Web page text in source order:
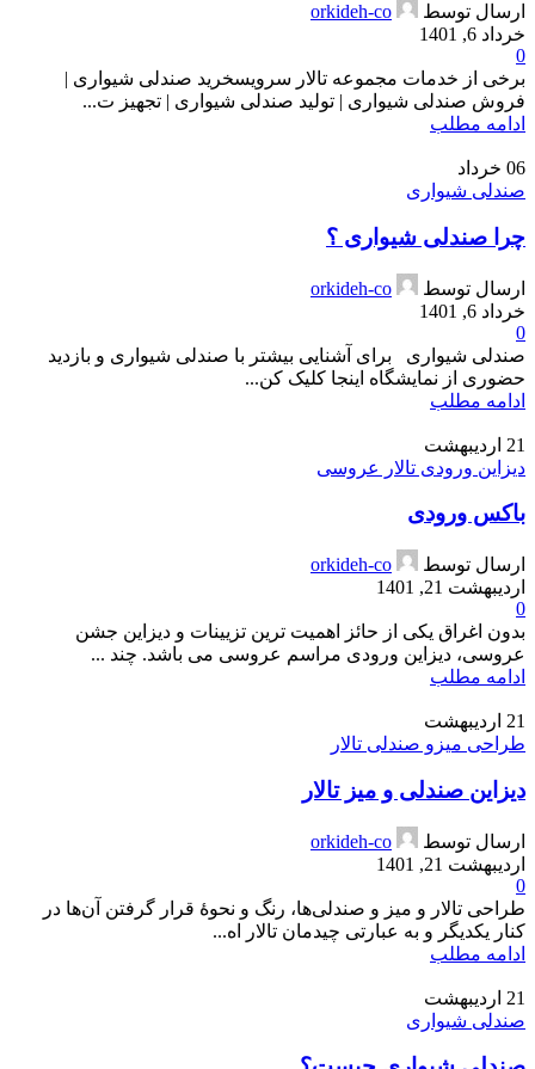
ارسال توسط
orkideh-co
خرداد 6, 1401
0
برخی از خدمات مجموعه تالار سرویسخرید صندلی شیواری |
فروش صندلی شیواری | تولید صندلی شیواری | تجهیز ت...
ادامه مطلب
06 خرداد
صندلی شیواری
چرا صندلی شیواری ؟
ارسال توسط
orkideh-co
خرداد 6, 1401
0
صندلی شیواری برای آشنایی بیشتر با صندلی شیواری و بازدید
حضوری از نمایشگاه اینجا کلیک کن...
ادامه مطلب
21 اردیبهشت
دیزاین ورودی تالار عروسی
باکس ورودی
ارسال توسط
orkideh-co
اردیبهشت 21, 1401
0
بدون اغراق یکی از حائز اهمیت ترین تزیینات و دیزاین جشن
عروسی، دیزاین ورودی مراسم عروسی می باشد. چند ...
ادامه مطلب
21 اردیبهشت
طراحی میزو صندلی تالار
دیزاین صندلی و میز تالار
ارسال توسط
orkideh-co
اردیبهشت 21, 1401
0
طراحی تالار و میز و صندلی‌ها، رنگ و نحوۀ قرار گرفتن آن‌ها در
کنار یکدیگر و به عبارتی چیدمان تالار اه...
ادامه مطلب
21 اردیبهشت
صندلی شیواری